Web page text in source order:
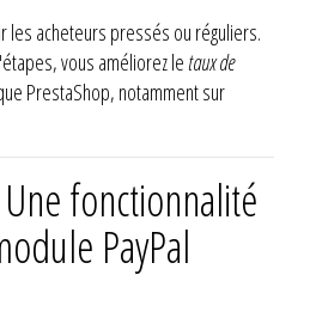
les acheteurs pressés ou réguliers.
vous améliorez letaux de
PrestaShop, notamment sur
fonctionnalité
PayPal